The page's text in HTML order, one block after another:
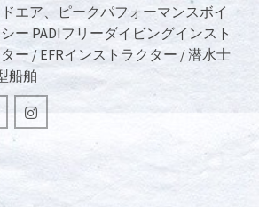
エア、ピークパフォーマンスボイ
ー PADIフリーダイビングインスト
ー / EFRインストラクター / 潜水士
船舶